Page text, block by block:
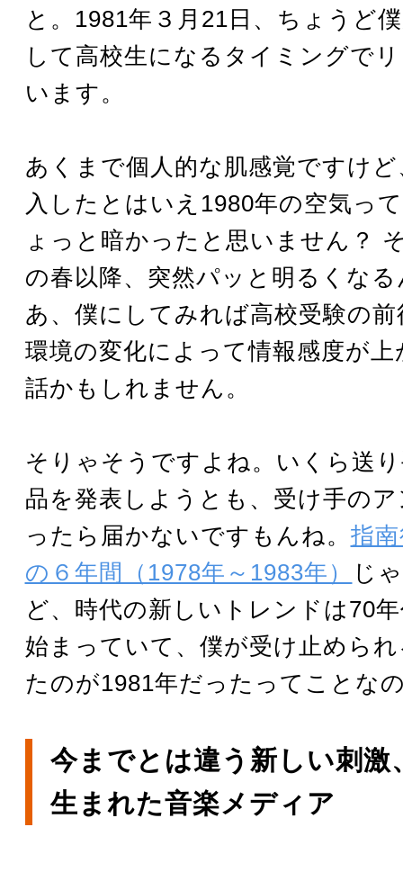
と。1981年３月21日、ちょうど
して高校生になるタイミングで
います。
あくまで個人的な肌感覚ですけ
入したとはいえ1980年の空気っ
ょっと暗かったと思いません？
の春以降、突然パッと明るくな
あ、僕にしてみれば高校受験の
環境の変化によって情報感度が
話かもしれません。
そりゃそうですよね。いくら送
品を発表しようとも、受け手の
ったら届かないですもんね。 指
の６年間（1978年～1983年）
じ
ど、時代の新しいトレンドは70
始まっていて、僕が受け止めら
たのが1981年だったってことな
今までとは違う新しい刺激
生まれた音楽メディア